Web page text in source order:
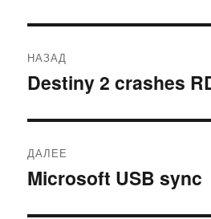
по
НАЗАД
Предыдущая
Destiny 2 crashes
ДАЛЕЕ
Следующая
Microsoft USB sync